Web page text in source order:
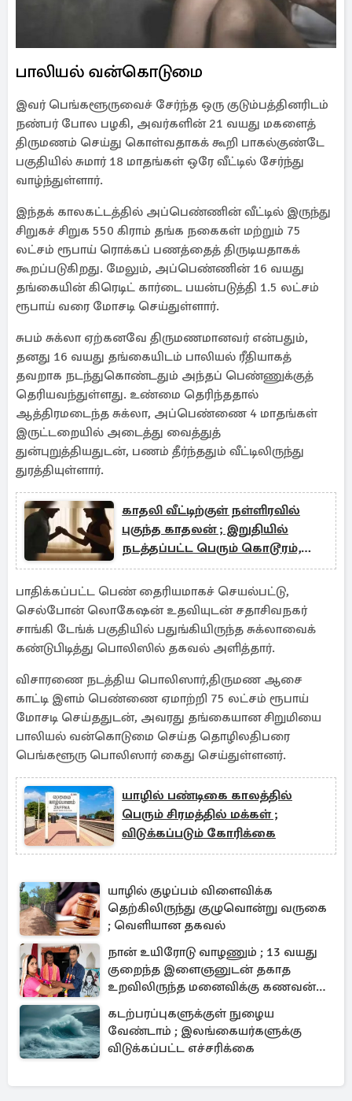
பாலியல் வன்கொடுமை
இவர் பெங்களூருவைச் சேர்ந்த ஒரு குடும்பத்தினரிடம்
நண்பர் போல பழகி, அவர்களின் 21 வயது மகளைத்
திருமணம் செய்து கொள்வதாகக் கூறி பாகல்குண்டே
பகுதியில் சுமார் 18 மாதங்கள் ஒரே வீட்டில் சேர்ந்து
வாழ்ந்துள்ளார்.
இந்தக் காலகட்டத்தில் அப்பெண்ணின் வீட்டில் இருந்து
சிறுகச் சிறுக 550 கிராம் தங்க நகைகள் மற்றும் 75
லட்சம் ரூபாய் ரொக்கப் பணத்தைத் திருடியதாகக்
கூறப்படுகிறது. மேலும், அப்பெண்ணின் 16 வயது
தங்கையின் கிரெடிட் கார்டை பயன்படுத்தி 1.5 லட்சம்
ரூபாய் வரை மோசடி செய்துள்ளார்.
சுபம் சுக்லா ஏற்கனவே திருமணமானவர் என்பதும்,
தனது 16 வயது தங்கையிடம் பாலியல் ரீதியாகத்
தவறாக நடந்துகொண்டதும் அந்தப் பெண்ணுக்குத்
தெரியவந்துள்ளது. உண்மை தெரிந்ததால்
ஆத்திரமடைந்த சுக்லா, அப்பெண்ணை 4 மாதங்கள்
இருட்டறையில் அடைத்து வைத்துத்
துன்புறுத்தியதுடன், பணம் தீர்ந்ததும் வீட்டிலிருந்து
துரத்தியுள்ளார்.
காதலி வீட்டிற்குள் நள்ளிரவில்
புகுந்த காதலன் ; இறுதியில்
நடத்தப்பட்ட பெரும் கொடூரம்,
விசாரணை கொடுத்த அதிர்ச்சி
பாதிக்கப்பட்ட பெண் தைரியமாகச் செயல்பட்டு,
செல்போன் லொகேஷன் உதவியுடன் சதாசிவநகர்
சாங்கி டேங்க் பகுதியில் பதுங்கியிருந்த சுக்லாவைக்
கண்டுபிடித்து பொலிஸில் தகவல் அளித்தார்.
விசாரணை நடத்திய பொலிஸார்,திருமண ஆசை
காட்டி இளம் பெண்ணை ஏமாற்றி 75 லட்சம் ரூபாய்
மோசடி செய்ததுடன், அவரது தங்கையான சிறுமியை
பாலியல் வன்கொடுமை செய்த தொழிலதிபரை
பெங்களூரு பொலிஸார் கைது செய்துள்ளனர்.
யாழில் பண்டிகை காலத்தில்
பெரும் சிரமத்தில் மக்கள் ;
விடுக்கப்படும் கோரிக்கை
யாழில் குழப்பம் விளைவிக்க
தெற்கிலிருந்து குழுவொன்று வருகை
; வெளியான தகவல்
நான் உயிரோடு வாழணும் ; 13 வயது
குறைந்த இளைஞனுடன் தகாத
உறவிலிருந்த மனைவிக்கு கணவன்
செய்த சம்பவம்
கடற்பரப்புகளுக்குள் நுழைய
வேண்டாம் ; இலங்கையர்களுக்கு
விடுக்கப்பட்ட எச்சரிக்கை